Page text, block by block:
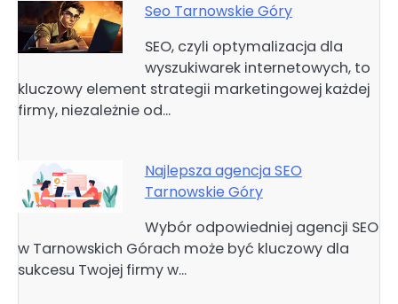
Seo Tarnowskie Góry
SEO, czyli optymalizacja dla
wyszukiwarek internetowych, to
kluczowy element strategii marketingowej każdej
firmy, niezależnie od…
Najlepsza agencja SEO
Tarnowskie Góry
Wybór odpowiedniej agencji SEO
w Tarnowskich Górach może być kluczowy dla
sukcesu Twojej firmy w…